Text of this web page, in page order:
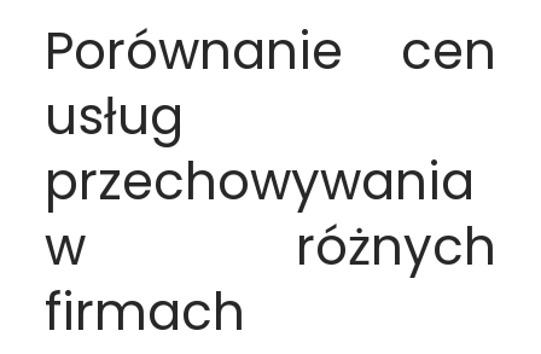
Porównanie cen
usług
przechowywania
w różnych
firmach